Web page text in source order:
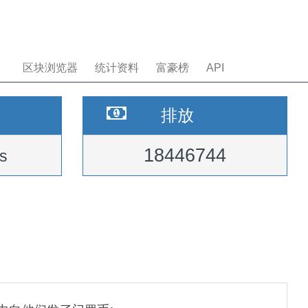
区块浏览器 统计资料 富豪榜 API
排放
18446744